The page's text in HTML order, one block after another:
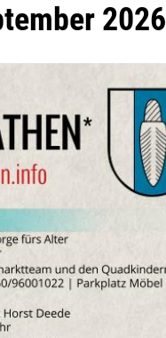
2026